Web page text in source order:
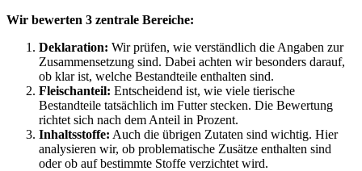
Wir bewerten 3 zentrale Bereiche:
Deklaration: Wir prüfen, wie verständlich die Angaben zur
Zusammensetzung sind. Dabei achten wir besonders darauf,
ob klar ist, welche Bestandteile enthalten sind.
Fleischanteil: Entscheidend ist, wie viele tierische
Bestandteile tatsächlich im Futter stecken. Die Bewertung
richtet sich nach dem Anteil in Prozent.
Inhaltsstoffe: Auch die übrigen Zutaten sind wichtig. Hier
analysieren wir, ob problematische Zusätze enthalten sind
oder ob auf bestimmte Stoffe verzichtet wird.